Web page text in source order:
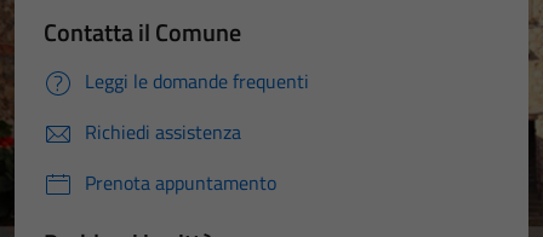
Contatta il Comune
Leggi le domande frequenti
Richiedi assistenza
Prenota appuntamento